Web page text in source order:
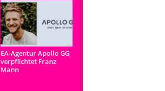
EA-Agentur Apollo GG
verpflichtet Franz
Mann